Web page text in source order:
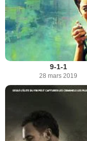
9-1-1
28 mars 2019